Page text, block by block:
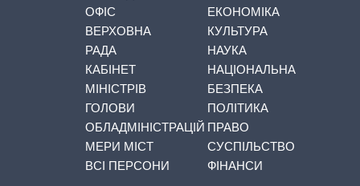
ОФІС
ВЕРХОВНА
РАДА
КАБІНЕТ
МІНІСТРІВ
ГОЛОВИ
ОБЛАДМІНІСТРАЦІЙ
МЕРИ МІСТ
ВСІ ПЕРСОНИ
ЕКОНОМІКА
КУЛЬТУРА
НАУКА
НАЦІОНАЛЬНА
БЕЗПЕКА
ПОЛІТИКА
ПРАВО
СУСПІЛЬСТВО
ФІНАНСИ